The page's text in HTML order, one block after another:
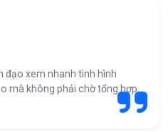
đạo xem nhanh tình hình
mà không phải chờ tổng hợp